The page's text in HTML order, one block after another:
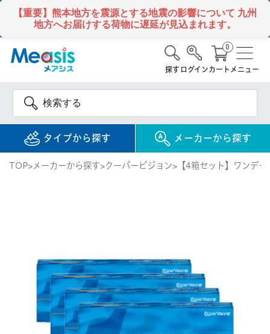
【重要】熊本地方を震源とする地震の影響について 九州
地方へお届けする荷物に遅延が見込まれます。
タイプから探す メーカーから探す
探す ログインカート
0
メニュー
1MONTH / 1ヶ月 使い捨て
乱視用コンタクトレンズ
遠近両用コンタクトレンズ
クーパービジョン ボシュロム
INFORMATION
MYコンタクト（らくらく再購入）
TOP メーカーから探す クーパービジョン 【4箱セット】ワンデ